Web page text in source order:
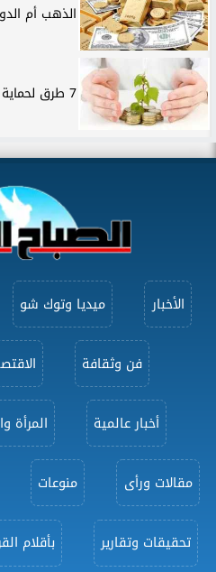
الذهب أم
7 طرق لحماية أموالك من ارتفاع الأسعار
الأخبار ميديا وتوك شو
فن وثقافة
أخبار عالمية المرأة
مقالات ورأى منوعات
تحقيقات وتقارير بأقلام